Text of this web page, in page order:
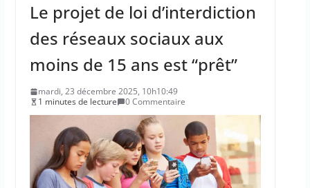
plus de 1 000 décès en RDC et en
Ouganda
La justice dit non à la chasse
“illimitée” aux sangliers
Le projet de loi d’interdiction
des réseaux sociaux aux
moins de 15 ans est “prêt”
mardi, 23 décembre 2025, 10h10:49
1 minutes de lecture
0 Commentaire